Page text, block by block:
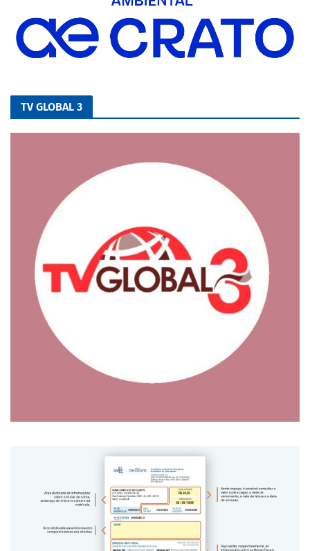
TV GLOBAL 3